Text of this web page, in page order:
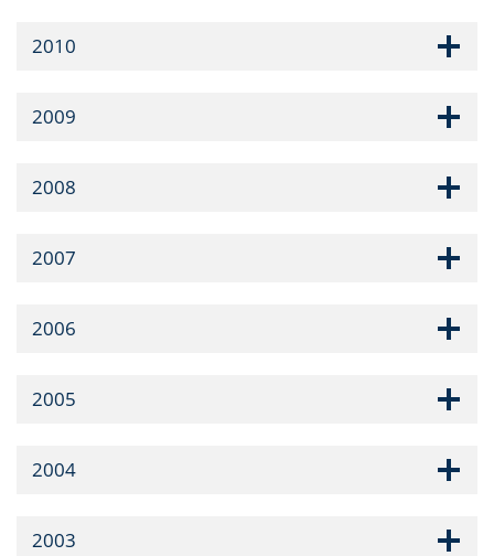
2010
2009
2008
2007
2006
2005
2004
2003